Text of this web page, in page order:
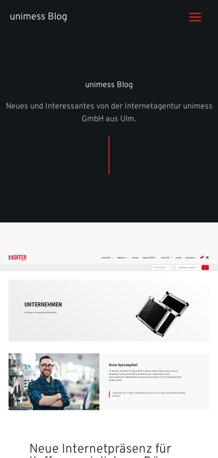
Inhaltunimess Blog
unimess Blog
Neues und Interessantes von der Internetagentur unimess
GmbH aus Ulm.
Neue Internetpräsenz für
SEITE
SEITESEITESEITESEITE